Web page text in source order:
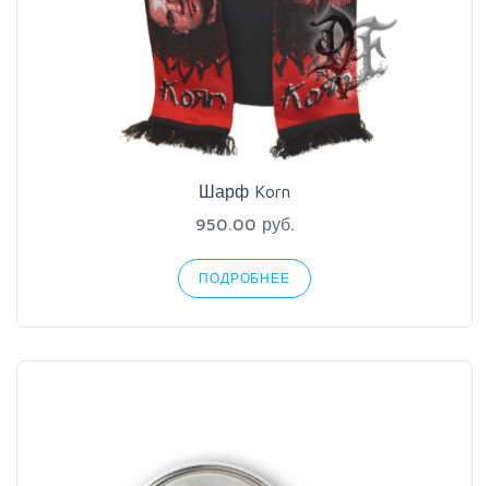
Шарф Korn
950.00 руб.
ПОДРОБНЕЕ